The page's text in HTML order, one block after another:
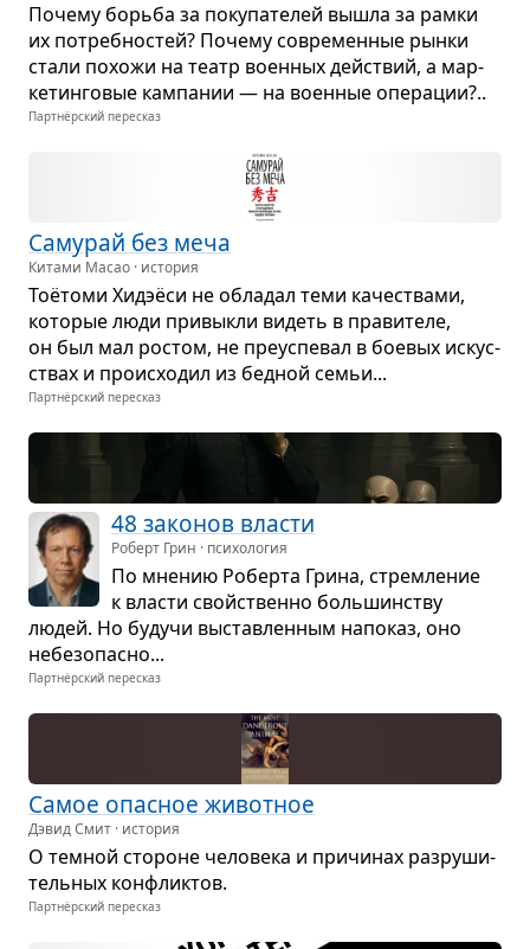
Почему борьба за поку­па­те­лей вышла за рамки
их потреб­но­стей? Почему совре­мен­ные рынки
стали похожи на театр воен­ных действий, а мар­
ке­тин­го­вые кам­па­нии — на воен­ные опе­ра­ции?..
Партнёрский пересказ
Саму­рай без меча
Китами Масао · история
Тоётоми Хидэёси не обла­дал теми каче­ствами,
кото­рые люди при­выкли видеть в пра­ви­теле,
он был мал ростом, не пре­успе­вал в бое­вых искус­
ствах и про­ис­хо­дил из бед­ной семьи...
Партнёрский пересказ
48 зако­нов вла­сти
Роберт Грин · психология
По мне­нию Роберта Грина, стрем­ле­ние
к вла­сти свойственно боль­шин­ству
людей. Но будучи выстав­лен­ным напо­каз, оно
небез­опасно...
Партнёрский пересказ
Самое опас­ное живот­ное
Дэвид Смит · история
О тем­ной сто­роне чело­века и при­чи­нах раз­ру­ши­
тель­ных кон­флик­тов.
Партнёрский пересказ